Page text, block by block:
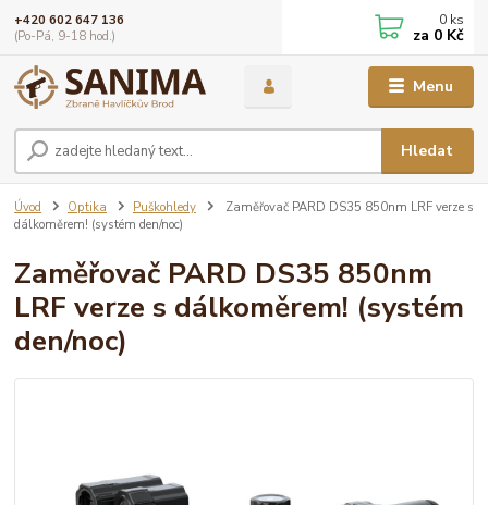
Menu
Hledat
+420 602 647 136
(Po-Pá, 9-18 hod.)
0 ks
za 0 Kč
Úvod Optika Puškohledy
Zaměřovač PARD DS35 850nm LRF verze s
dálkoměrem! (systém den/noc)
Zaměřovač PARD DS35 850nm
LRF verze s dálkoměrem! (systém
den/noc)